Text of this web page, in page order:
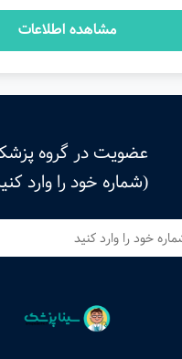
مشاهده اطلاعات
عضویت در گروه
(شماره خود را وارد